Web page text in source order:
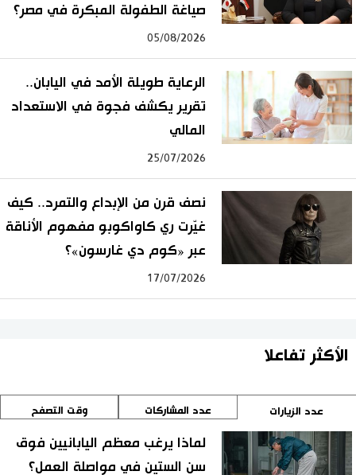
صياغة الطفولة المبكرة في مصر؟
05/08/2026
الرعاية طويلة الأمد في اليابان..
تقرير يكشف فجوة في الاستعداد
المالي
25/07/2026
نصف قرن من الإبداع والتمرد.. كيف
غيّرت ري كاواكوبو مفهوم الأناقة
عبر «كوم دي غارسون»؟
17/07/2026
الأكثر تفاعلا
عدد الزيارات عدد المشاركات وقت التصفح
لماذا يرغب معظم اليابانيين فوق
سن الستين في مواصلة العمل؟